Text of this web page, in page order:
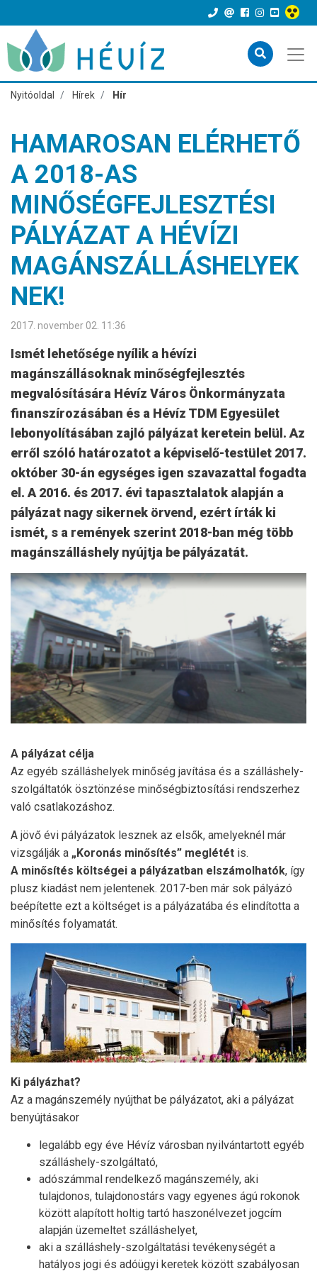
Nyitóoldal Hírek Hír
HAMAROSAN ELÉRHETŐ
A 2018-AS
MINŐSÉGFEJLESZTÉSI
PÁLYÁZAT A HÉVÍZI
MAGÁNSZÁLLÁSHELYEK
NEK!
2017. november 02. 11:36
Ismét lehetősége nyílik a hévízi
magánszállásoknak minőségfejlesztés
megvalósítására Hévíz Város Önkormányzata
finanszírozásában és a Hévíz TDM Egyesület
lebonyolításában zajló pályázat keretein belül. Az
erről szóló határozatot a képviselő-testület 2017.
október 30-án egységes igen szavazattal fogadta
el. A 2016. és 2017. évi tapasztalatok alapján a
pályázat nagy sikernek örvend, ezért írták ki
ismét, s a remények szerint 2018-ban még több
magánszálláshely nyújtja be pályázatát.
A pályázat célja
Az egyéb szálláshelyek minőség javítása és a szálláshely-
szolgáltatók ösztönzése minőségbiztosítási rendszerhez
való csatlakozáshoz.
A jövő évi pályázatok lesznek az elsők, amelyeknél már
vizsgálják a „Koronás minősítés” meglétét is.
A minősítés költségei a pályázatban elszámolhatók, így
plusz kiadást nem jelentenek. 2017-ben már sok pályázó
beépítette ezt a költséget is a pályázatába és elindította a
minősítés folyamatát.
Ki pályázhat?
Az a magánszemély nyújthat be pályázatot, aki a pályázat
benyújtásakor
legalább egy éve Hévíz városban nyilvántartott egyéb
szálláshely-szolgáltató,
adószámmal rendelkező magánszemély, aki
tulajdonos, tulajdonostárs vagy egyenes ágú rokonok
között alapított holtig tartó haszonélvezet jogcím
alapján üzemeltet szálláshelyet,
aki a szálláshely-szolgáltatási tevékenységét a
hatályos jogi és adóügyi keretek között szabályosan